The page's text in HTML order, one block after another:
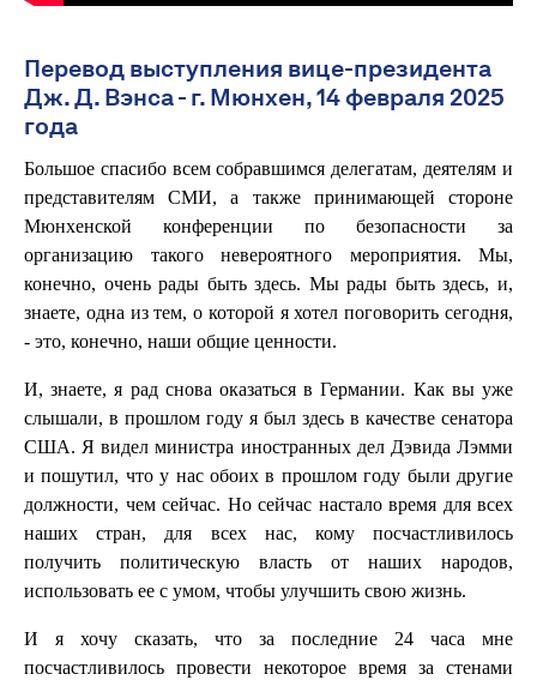
Перевод выступления вице-президента
Дж. Д. Вэнса - г. Мюнхен, 14 февраля 2025
года
Большое спасибо всем собравшимся делегатам, деятелям и
представителям СМИ, а также принимающей стороне
Мюнхенской конференции по безопасности за
организацию такого невероятного мероприятия. Мы,
конечно, очень рады быть здесь. Мы рады быть здесь, и,
знаете, одна из тем, о которой я хотел поговорить сегодня,
- это, конечно, наши общие ценности.
И, знаете, я рад снова оказаться в Германии. Как вы уже
слышали, в прошлом году я был здесь в качестве сенатора
США. Я видел министра иностранных дел Дэвида Лэмми
и пошутил, что у нас обоих в прошлом году были другие
должности, чем сейчас. Но сейчас настало время для всех
наших стран, для всех нас, кому посчастливилось
получить политическую власть от наших народов,
использовать ее с умом, чтобы улучшить свою жизнь.
И я хочу сказать, что за последние 24 часа мне
посчастливилось провести некоторое время за стенами